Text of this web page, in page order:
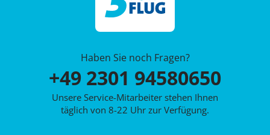
Haben Sie noch Fragen?
+49 2301 94580650
Unsere Service-Mitarbeiter stehen Ihnen
täglich von 8-22 Uhr zur Verfügung.